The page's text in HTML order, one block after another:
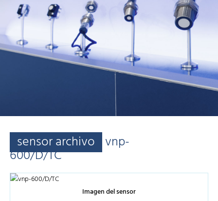
sensor archivo vnp-
600/D/TC
Imagen del sensor